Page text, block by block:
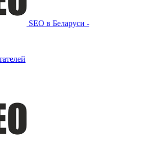
SEO в Беларуси -